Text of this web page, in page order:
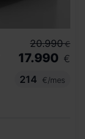
20.990 €
17.990 €
214
€/mes